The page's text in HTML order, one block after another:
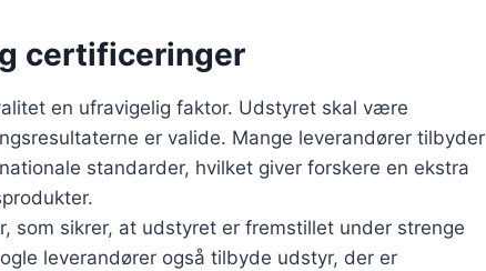
certificeringer
en ufravigelig faktor. Udstyret skal være
er valide. Mange leverandører tilbyder
standarder, hvilket giver forskere en ekstra
som sikrer, at udstyret er fremstillet under strenge
leverandører også tilbyde udstyr, der er